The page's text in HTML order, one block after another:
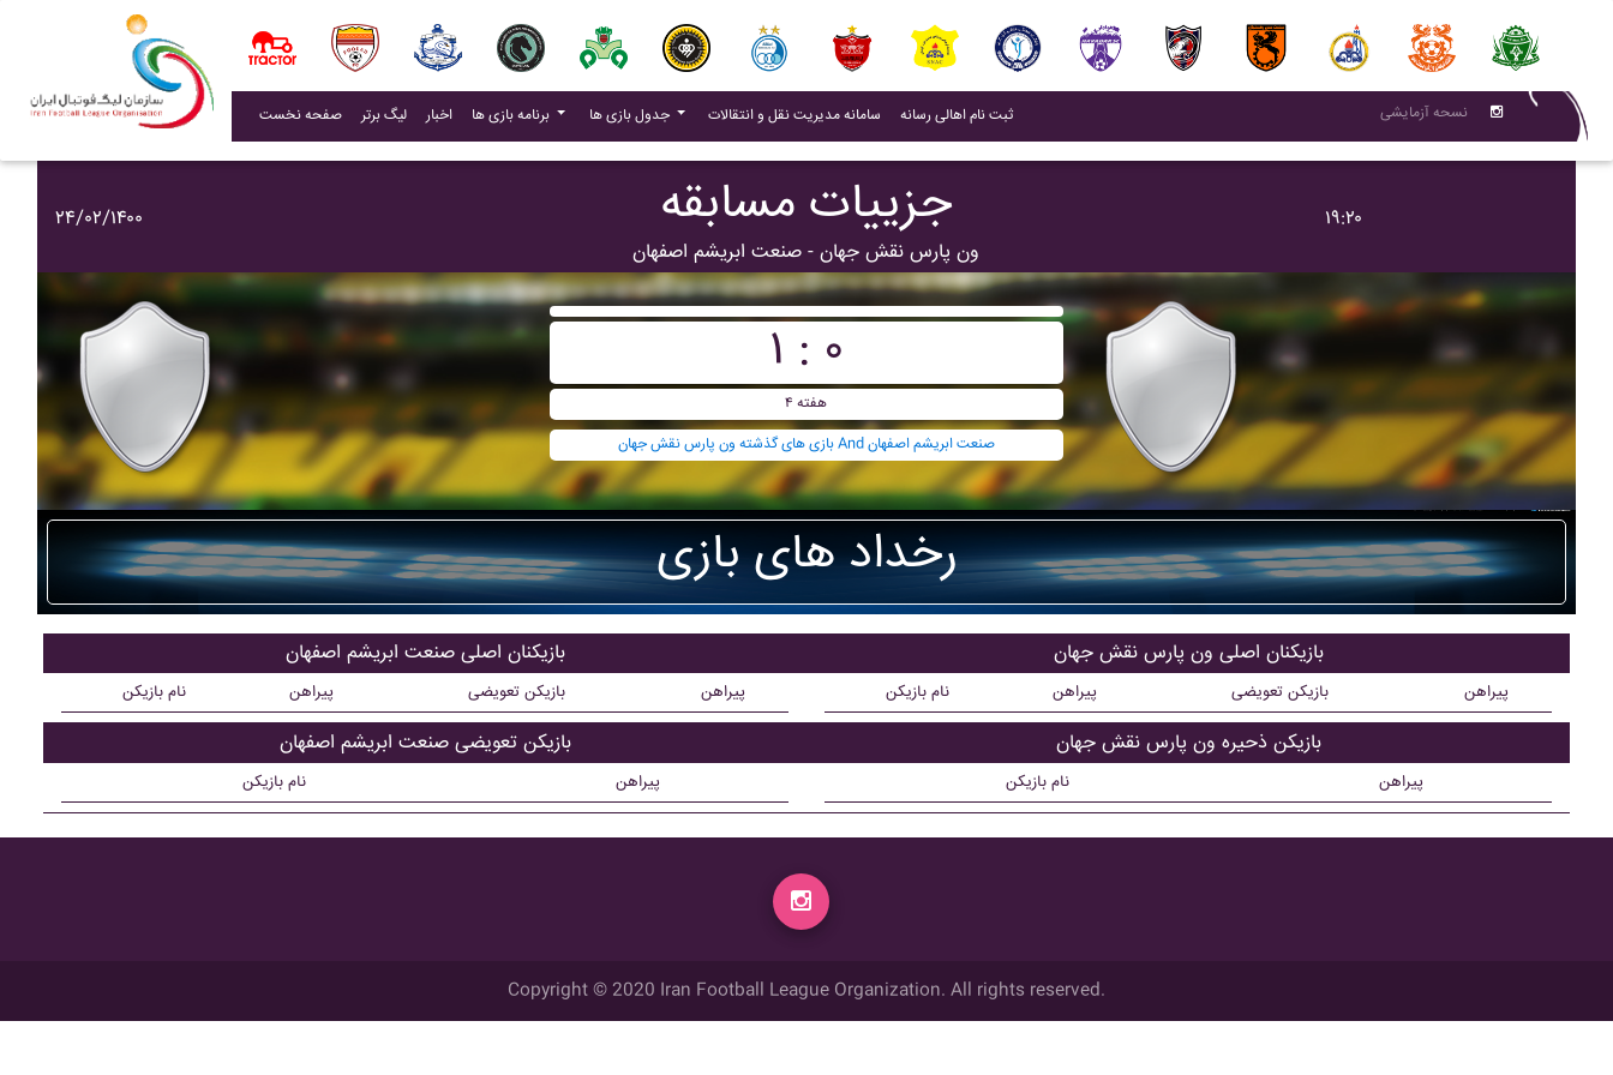
صفحه نخست لیگ برتر اخبار(current) برنامه بازی ها جدول بازی ها سامانه مدیریت نقل و انتقالات (current)
ثبت نام اهالی رسانه(current) نسحه آزمایشی
۲۴/۰۲/۱۴۰۰ جزییات مسابقه
ون پارس نقش جهان - صنعت ابريشم اصفهان
۱۹:۲۰
۱ : ۰
هفته ۴
بازی های گذشته ون پارس نقش جهان And صنعت ابريشم اصفهان
رخداد های بازی
بازیکنان اصلی صنعت ابريشم اصفهان
نام بازیکن پیراهن بازیکن تعویضی پیراهن
بازیکن تعویضی صنعت ابريشم اصفهان
نام بازیکن پیراهن
بازیکنان اصلی ون پارس نقش جهان
نام بازیکن پیراهن بازیکن تعویضی پیراهن
بازیکن ذحیره ون پارس نقش جهان
نام بازیکن پیراهن
Copyright © 2020 Iran Football League Organization. All rights reserved.